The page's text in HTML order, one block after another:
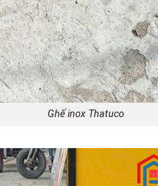
Ghế inox Thatuco